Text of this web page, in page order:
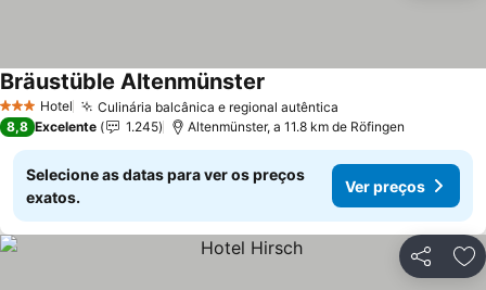
3 EstrelasHotel Culinária balcânica e regional autêntica
Bräustüble Altenmünster
8,8 Excelente 1.245 Altenmünster, a 11.8 km de Röfingen
Selecione as datas para ver os preços
exatos.
Ver preços
Partilhar